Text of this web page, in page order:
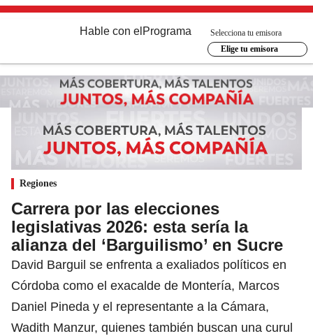
Hable con el Programa
Selecciona tu emisora
Elige tu emisora
Regiones
Carrera por las elecciones
legislativas 2026: esta sería la
alianza del ‘Barguilismo’ en Sucre
David Barguil se enfrenta a exaliados políticos en
Córdoba como el exacalde de Montería, Marcos
Daniel Pineda y el representante a la Cámara,
Wadith Manzur, quienes también buscan una curul